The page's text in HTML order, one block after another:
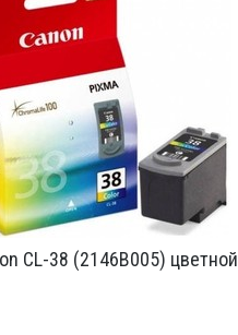
CL-38 (2146B005) цветной